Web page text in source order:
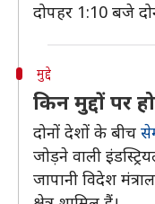
दोपहर 1:10 बजे
मुद्दे
किन मुद्दों पर
दोनों देशों के बीच
जोड़ने वाली
जापानी विदेश